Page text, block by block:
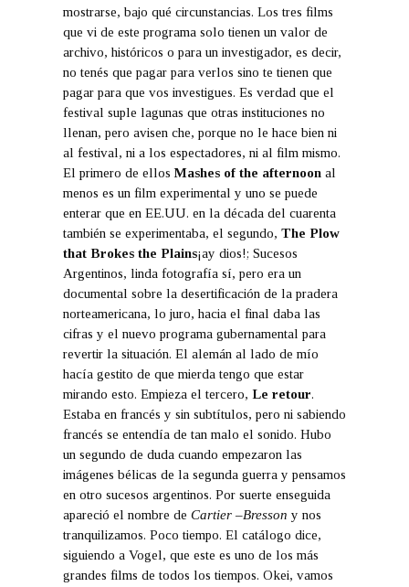
mostrarse, bajo qué circunstancias. Los tres films
que vi de este programa solo tienen un valor de
archivo, históricos o para un investigador, es decir,
no tenés que pagar para verlos sino te tienen que
pagar para que vos investigues. Es verdad que el
festival suple lagunas que otras instituciones no
llenan, pero avisen che, porque no le hace bien ni
al festival, ni a los espectadores, ni al film mismo.
El primero de ellosMashes of the afternoon al
menos es un film experimental y uno se puede
enterar que en EE.UU. en la década del cuarenta
también se experimentaba, el segundo, The Plow
that Brokes the Plains¡ay dios!; Sucesos
Argentinos, linda fotografía sí, pero era un
documental sobre la desertificación de la pradera
norteamericana, lo juro, hacia el final daba las
cifras y el nuevo programa gubernamental para
revertir la situación. El alemán al lado de mío
hacía gestito de que mierda tengo que estar
mirando esto. Empieza el tercero, Le retour.
Estaba en francés y sin subtítulos, pero ni sabiendo
francés se entendía de tan malo el sonido. Hubo
un segundo de duda cuando empezaron las
imágenes bélicas de la segunda guerra y pensamos
en otro sucesos argentinos. Por suerte enseguida
apareció el nombre de Cartier –Bresson y nos
tranquilizamos. Poco tiempo. El catálogo dice,
siguiendo a Vogel, que este es uno de los más
grandes films de todos los tiempos. Okei, vamos